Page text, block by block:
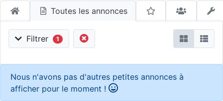
Toutes les annonces
Filtrer 1
Nous n'avons pas d'autres petites annonces à
afficher pour le moment !